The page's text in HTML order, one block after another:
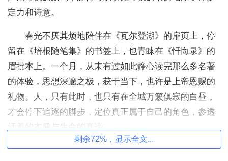
定力和诗意。
春光不厌其烦地陪伴在《瓦尔登湖》的扉页上，停
留在《培根随笔集》的书签上，也青睐在《忏悔录》的
眉批本上。一个月，从未有过如此静心读完那么多名著
的体验，思想深邃之极，获于当下，也许是上帝恩赐的
礼物。人，只有此时，也只有在全城万籁俱寂的白昼，
才会停下追逐的脚步，定位真正属于自己的角色，参透
活着的本质与生命的真谛。
不知何故，和松鼠过冬一样，小年前后一反常态地
剩余72%，显示全文...